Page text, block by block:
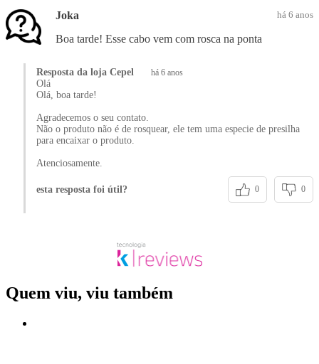
Joka há 6 anos
Boa tarde! Esse cabo vem com rosca na ponta
Resposta da loja Cepel há 6 anos
Olá
Olá, boa tarde!
Agradecemos o seu contato.
Não o produto não é de rosquear, ele tem uma especie de presilha
para encaixar o produto.
Atenciosamente.
esta resposta foi útil? 0 0
Quem viu, viu também